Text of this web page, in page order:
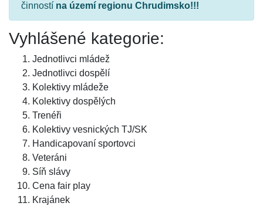
činností na území regionu Chrudimsko!!!
Vyhlášené kategorie:
Jednotlivci mládež
Jednotlivci dospělí
Kolektivy mládeže
Kolektivy dospělých
Trenéři
Kolektivy vesnických TJ/SK
Handicapovaní sportovci
Veteráni
Síň slávy
Cena fair play
Krajánek